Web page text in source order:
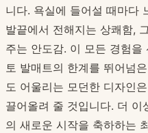
니다. 욕실에 들어설 때마다
발끝에서 전해지는 상쾌함,
주는 안도감. 이 모든 경험
토 발매트의 한계를 뛰어넘
도 어울리는 모던한 디자인
끌어올려 줄 것입니다. 더
의 새로운 시작을 축하하는